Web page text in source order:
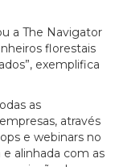
a The Navigator
florestais
exemplifica
as
através
e webinars no
alinhada com as